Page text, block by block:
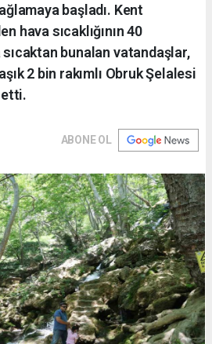
başladı. Kent
hava sıcaklığının 40
bunalan vatandaşlar,
2 bin rakımlı Obruk Şelalesi
etti.
ABONE OL